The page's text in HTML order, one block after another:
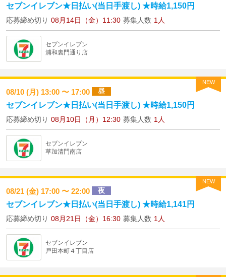
セブンイレブン★日払い(当日手渡し) ★時給1,150円
応募締め切り 08月14日（金）11:30 募集人数 1人
セブンイレブン
浦和裏門通り店
NEW
08/10 (月) 13:00 〜 17:00 昼
セブンイレブン★日払い(当日手渡し) ★時給1,150円
応募締め切り 08月10日（月）12:30 募集人数 1人
セブンイレブン
草加清門南店
NEW
08/21 (金) 17:00 〜 22:00 夜
セブンイレブン★日払い(当日手渡し) ★時給1,141円
応募締め切り 08月21日（金）16:30 募集人数 1人
セブンイレブン
戸田本町４丁目店